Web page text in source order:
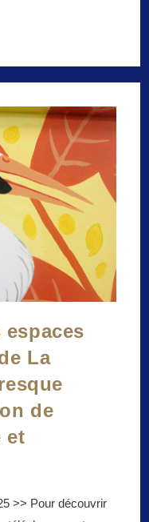
espaces
La
de
et
>> Pour découvrir